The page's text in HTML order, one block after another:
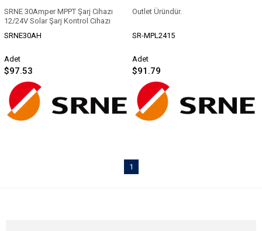
Cihazı
SRNE 30Amper MPPT Şarj Cihazı
12/24V Solar Şarj Kontrol Cihazı
SRNE30AH
Adet
$97.53
Outlet Üründür.
SR-MPL2415
Adet
$91.79
1